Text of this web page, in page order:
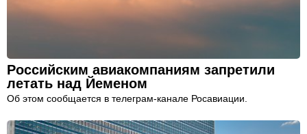
Российским авиакомпаниям запретили
летать над Йеменом
Об этом сообщается в телеграм-канале Росавиации.